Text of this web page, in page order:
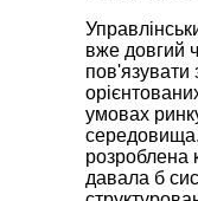
вже довгий
пов'язувати
умовах
розроблена
давала б